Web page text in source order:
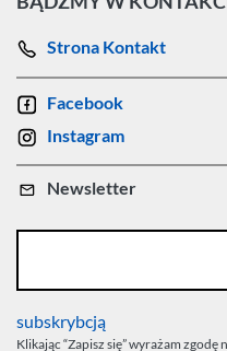
Strona Kontakt
Facebook
Instagram
Newsletter
subskrybcją
Klikając “Zapisz się” wyrażam